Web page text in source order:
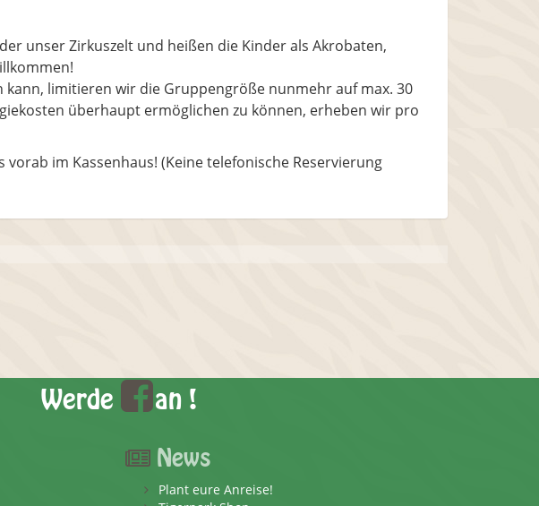
unser Zirkuszelt und heißen die Kinder als Akrobaten,
limitieren wir die Gruppengröße nunmehr auf max. 30
überhaupt ermöglichen zu können, erheben wir pro
im Kassenhaus! (Keine telefonische Reservierung
Werde an !
News
Plant eure Anreise!